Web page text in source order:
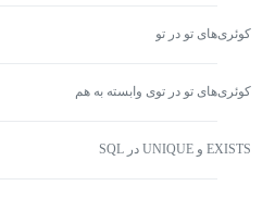
کوئری‌های تو در تو
کوئری‌های تو در توی وابسته به هم